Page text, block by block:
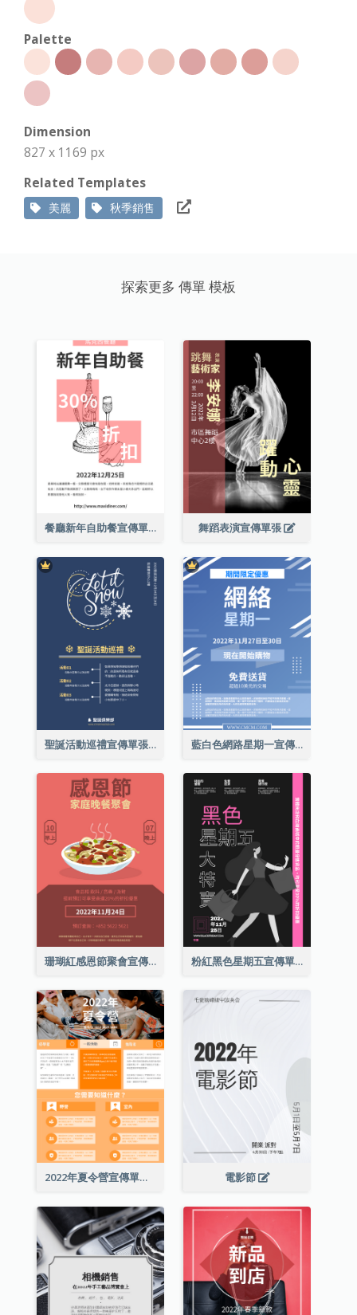
Palette
Dimension
827 x 1169 px
Related Templates
美麗 秋季銷售
探索更多 傳單 模板
餐廳新年自助餐宣傳單張 舞蹈表演宣傳單張
聖誕活動巡禮宣傳單張(附介紹) 藍白色網路星期一宣傳單張
珊瑚紅感恩節聚會宣傳單張 粉紅黑色星期五宣傳單張
2022年夏令營宣傳單張 電影節